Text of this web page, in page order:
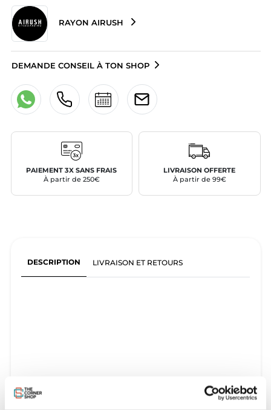
RAYON AIRUSH
DEMANDE CONSEIL À TON SHOP
PAIEMENT 3X SANS FRAIS
À partir de 250€
LIVRAISON OFFERTE
À partir de 99€
DESCRIPTION LIVRAISON ET RETOURS